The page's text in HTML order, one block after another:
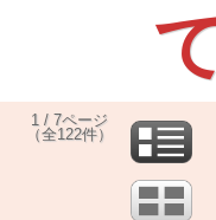
1 / 7ページ
（全122件）